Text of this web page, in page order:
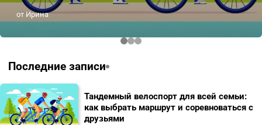
от Ирина
Последние записи
Тандемный велоспорт для всей семьи:
как выбрать маршрут и соревноваться с
друзьями